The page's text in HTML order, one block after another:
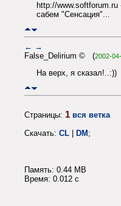
http://www.softforum.ru
сабем "Сенсация"...
← →
False_Delirium © (2002-
На верх, я сказал!..:))
Страницы: 1 вся ветка
Скачать: CL DM ;
Память: 0.44 MB
Время: 0.012 c